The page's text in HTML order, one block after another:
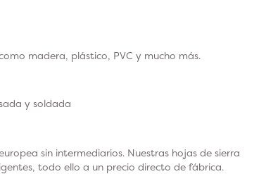
madera, plástico, PVC y mucho más.
y soldada
sin intermediarios. Nuestras hojas de sierra
todo ello a un precio directo de fábrica.